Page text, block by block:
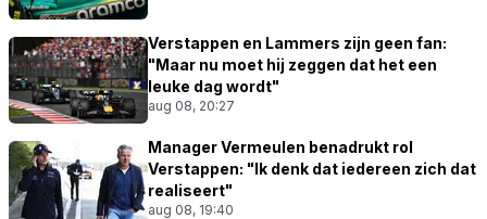
Verstappen en Lammers zijn geen fan:
"Maar nu moet hij zeggen dat het een
leuke dag wordt"
aug 08, 20:27
Manager Vermeulen benadrukt rol
Verstappen: "Ik denk dat iedereen zich dat
realiseert"
aug 08, 19:40